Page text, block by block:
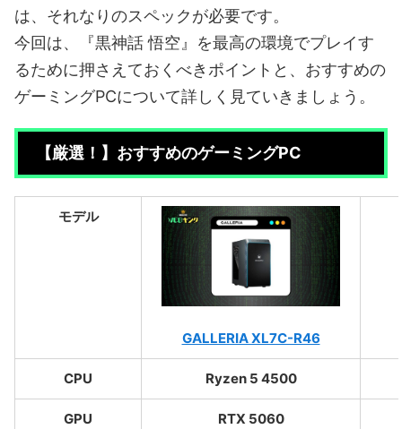
は、それなりのスペックが必要です。
今回は、『黒神話 悟空』を最高の環境でプレイす
るために押さえておくべきポイントと、おすすめの
ゲーミングPCについて詳しく見ていきましょう。
【厳選！】おすすめのゲーミングPC
モデル
GALLERIA XL7C-R46
CPU Ryzen 5 4500
GPU RTX 5060